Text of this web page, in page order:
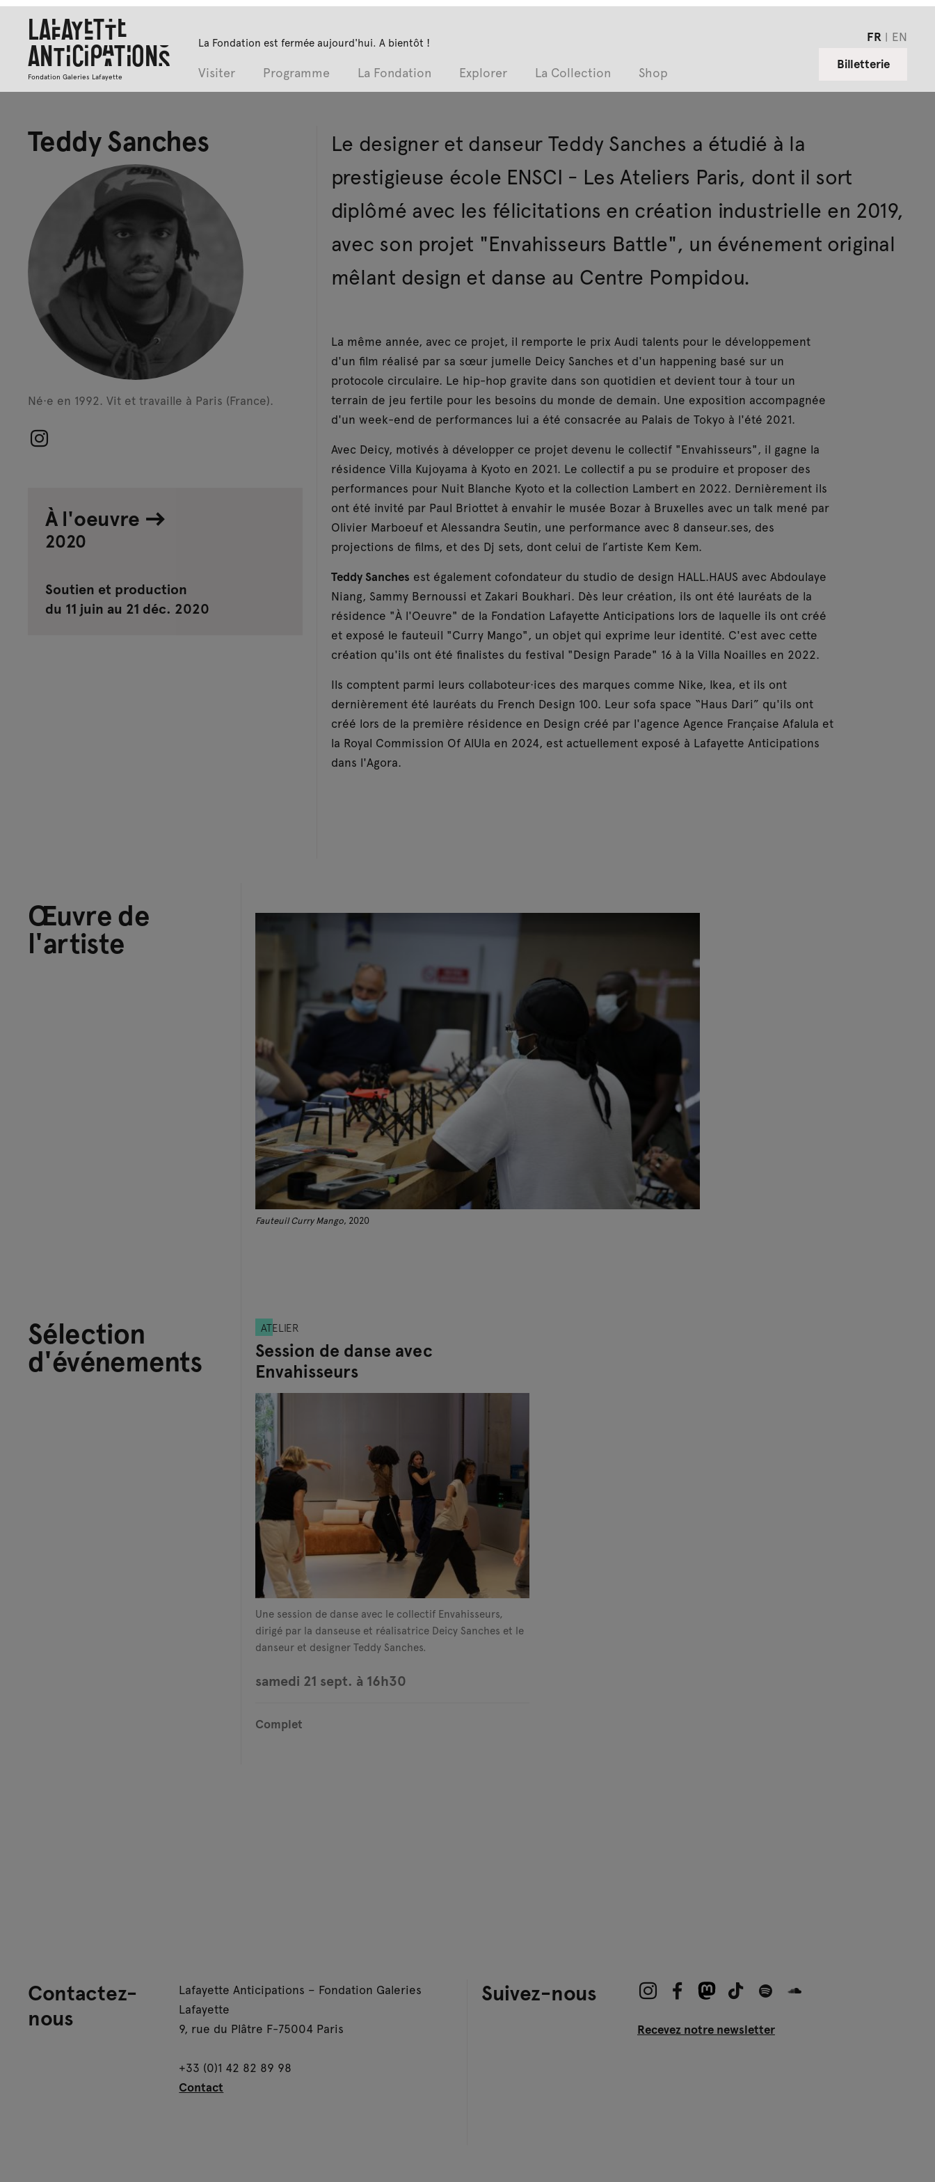
Lafayette
Anticipations
Fondation Galeries Lafayette
La Fondation est fermée aujourd'hui. A bientôt !
Visiter Programme La Fondation Explorer La Collection Shop
FR
EN
Billetterie
Teddy Sanches
Né·e en 1992. Vit et travaille à Paris (France).
À l'oeuvre
2020
Soutien et production
du 11 juin au 21 déc. 2020
Le designer et danseur Teddy Sanches a étudié à la
prestigieuse école ENSCI - Les Ateliers Paris, dont il sort
diplômé avec les félicitations en création industrielle en 2019,
avec son projet "Envahisseurs Battle", un événement original
mêlant design et danse au Centre Pompidou.
La même année, avec ce projet, il remporte le prix Audi talents pour le développement
d'un film réalisé par sa sœur jumelle Deicy Sanches et d'un happening basé sur un
protocole circulaire. Le hip-hop gravite dans son quotidien et devient tour à tour un
terrain de jeu fertile pour les besoins du monde de demain. Une exposition accompagnée
d'un week-end de performances lui a été consacrée au Palais de Tokyo à l'été 2021.
Avec Deicy, motivés à développer ce projet devenu le collectif "Envahisseurs", il gagne la
résidence Villa Kujoyama à Kyoto en 2021. Le collectif a pu se produire et proposer des
performances pour Nuit Blanche Kyoto et la collection Lambert en 2022. Dernièrement ils
ont été invité par Paul Briottet à envahir le musée Bozar à Bruxelles avec un talk mené par
Olivier Marboeuf et Alessandra Seutin, une performance avec 8 danseur.ses, des
projections de films, et des Dj sets, dont celui de l’artiste Kem Kem.
Teddy Sanches est également cofondateur du studio de design HALL.HAUS avec Abdoulaye
Niang, Sammy Bernoussi et Zakari Boukhari. Dès leur création, ils ont été lauréats de la
résidence "À l'Oeuvre" de la Fondation Lafayette Anticipations lors de laquelle ils ont créé
et exposé le fauteuil "Curry Mango", un objet qui exprime leur identité. C'est avec cette
création qu'ils ont été finalistes du festival "Design Parade" 16 à la Villa Noailles en 2022.
Ils comptent parmi leurs collaboteur·ices des marques comme Nike, Ikea, et ils ont
dernièrement été lauréats du French Design 100. Leur sofa space “Haus Dari” qu'ils ont
créé lors de la première résidence en Design créé par l'agence Agence Française Afalula et
la Royal Commission Of AlUla en 2024, est actuellement exposé à Lafayette Anticipations
dans l'Agora.
Œuvre de
l'artiste
Fauteuil Curry Mango, 2020
Sélection
d'événements
ATELIER
Session de danse avec
Envahisseurs
Une session de danse avec le collectif Envahisseurs,
dirigé par la danseuse et réalisatrice Deicy Sanches et le
danseur et designer Teddy Sanches.
samedi 21 sept. à 16h30
Complet
Contactez-
nous
Lafayette Anticipations – Fondation Galeries
Lafayette
9, rue du Plâtre F-75004 Paris
+33 (0)1 42 82 89 98
Contact
Suivez-nous
Recevez notre newsletter